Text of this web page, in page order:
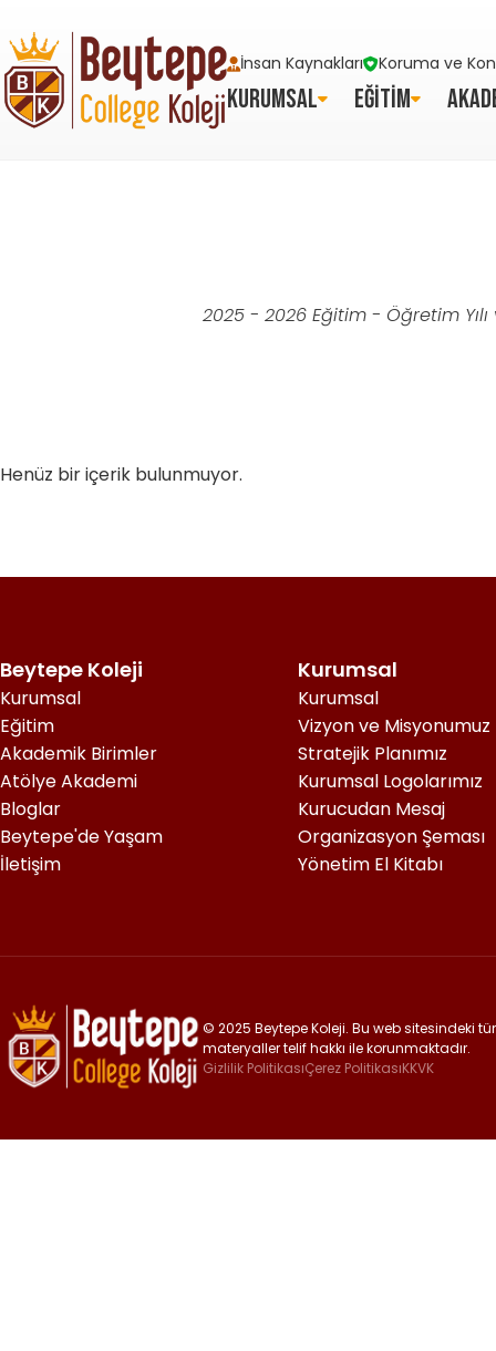
İnsan Kaynakları Koruma ve
KURUMSAL EĞİTİM
2025 - 2026 Eğitim - Öğretim
Henüz bir içerik bulunmuyor.
Beytepe Koleji
Kurumsal
Eğitim
Akademik Birimler
Atölye Akademi
Bloglar
Beytepe'de Yaşam
İletişim
Kurumsal
Kurumsal
Vizyon ve Misyonumuz
Stratejik Planımız
Kurumsal Logolarımız
Kurucudan Mesaj
Organizasyon Şeması
Yönetim El Kitabı
© 2025 Beytepe Koleji. Bu web sitesindeki
materyaller telif hakkı ile korunmaktadır.
Gizlilik PolitikasıÇerez PolitikasıKKVK